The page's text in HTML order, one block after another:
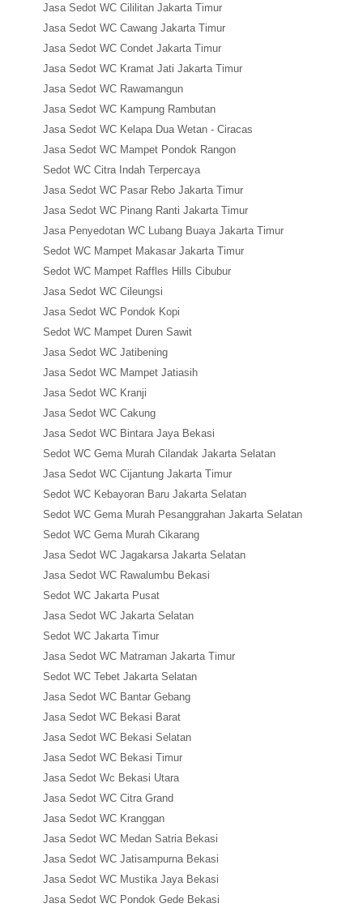
Jasa Sedot WC Cililitan Jakarta Timur
Jasa Sedot WC Cawang Jakarta Timur
Jasa Sedot WC Condet Jakarta Timur
Jasa Sedot WC Kramat Jati Jakarta Timur
Jasa Sedot WC Rawamangun
Jasa Sedot WC Kampung Rambutan
Jasa Sedot WC Kelapa Dua Wetan - Ciracas
Jasa Sedot WC Mampet Pondok Rangon
Sedot WC Citra Indah Terpercaya
Jasa Sedot WC Pasar Rebo Jakarta Timur
Jasa Sedot WC Pinang Ranti Jakarta Timur
Jasa Penyedotan WC Lubang Buaya Jakarta Timur
Sedot WC Mampet Makasar Jakarta Timur
Sedot WC Mampet Raffles Hills Cibubur
Jasa Sedot WC Cileungsi
Jasa Sedot WC Pondok Kopi
Sedot WC Mampet Duren Sawit
Jasa Sedot WC Jatibening
Jasa Sedot WC Mampet Jatiasih
Jasa Sedot WC Kranji
Jasa Sedot WC Cakung
Jasa Sedot WC Bintara Jaya Bekasi
Sedot WC Gema Murah Cilandak Jakarta Selatan
Jasa Sedot WC Cijantung Jakarta Timur
Sedot WC Kebayoran Baru Jakarta Selatan
Sedot WC Gema Murah Pesanggrahan Jakarta Selatan
Sedot WC Gema Murah Cikarang
Jasa Sedot WC Jagakarsa Jakarta Selatan
Jasa Sedot WC Rawalumbu Bekasi
Sedot WC Jakarta Pusat
Jasa Sedot WC Jakarta Selatan
Sedot WC Jakarta Timur
Jasa Sedot WC Matraman Jakarta Timur
Sedot WC Tebet Jakarta Selatan
Jasa Sedot WC Bantar Gebang
Jasa Sedot WC Bekasi Barat
Jasa Sedot WC Bekasi Selatan
Jasa Sedot WC Bekasi Timur
Jasa Sedot Wc Bekasi Utara
Jasa Sedot WC Citra Grand
Jasa Sedot WC Kranggan
Jasa Sedot WC Medan Satria Bekasi
Jasa Sedot WC Jatisampurna Bekasi
Jasa Sedot WC Mustika Jaya Bekasi
Jasa Sedot WC Pondok Gede Bekasi